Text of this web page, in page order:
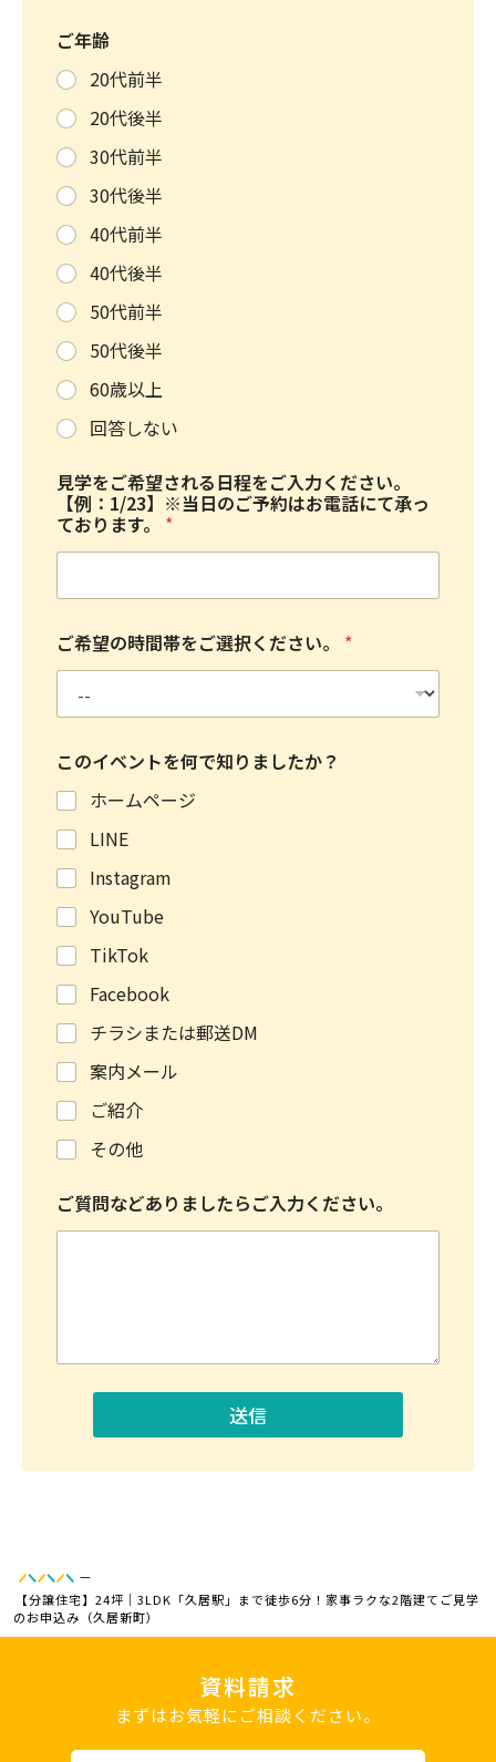
ご年齢
20代前半
20代後半
30代前半
30代後半
40代前半
40代後半
50代前半
50代後半
60歳以上
回答しない
見学をご希望される日程をご入力ください。
【例：1/23】※当日のご予約はお電話にて承っ
ております。 *
ご希望の時間帯をご選択ください。 *
このイベントを何で知りましたか？
ホームページ
LINE
Instagram
YouTube
TikTok
Facebook
チラシまたは郵送DM
案内メール
ご紹介
その他
ご質問などありましたらご入力ください。
送信
—
【分譲住宅】24坪｜3LDK「久居駅」まで徒歩6分！家事ラクな2階建てご見学
のお申込み（久居新町）
資料請求
まずはお気軽にご相談ください。